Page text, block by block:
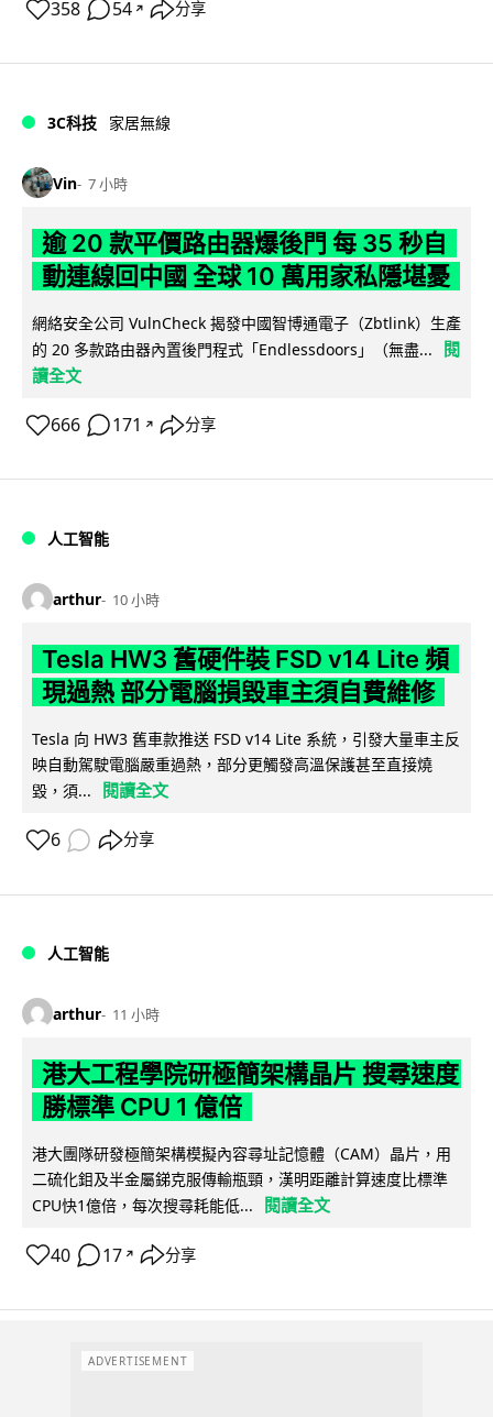
358 54 ↗ 分享
3C科技 家居無線
Vin 7 小時
逾 20 款平價路由器爆後門 每 35 秒自
動連線回中國 全球 10 萬用家私隱堪憂
網絡安全公司 VulnCheck 揭發中國智博通電子（Zbtlink）生產
的 20 多款路由器內置後門程式「Endlessdoors」（無盡...
閱
讀全文
666 171 ↗ 分享
人工智能
arthur 10 小時
Tesla HW3 舊硬件裝 FSD v14 Lite 頻
現過熱 部分電腦損毀車主須自費維修
Tesla 向 HW3 舊車款推送 FSD v14 Lite 系統，引發大量車主反
映自動駕駛電腦嚴重過熱，部分更觸發高溫保護甚至直接燒
毀，須...
閱讀全文
6 分享
人工智能
arthur 11 小時
港大工程學院研極簡架構晶片 搜尋速度
勝標準 CPU 1 億倍
港大團隊研發極簡架構模擬內容尋址記憶體（CAM）晶片，用
二硫化鉬及半金屬銻克服傳輸瓶頸，漢明距離計算速度比標準
CPU快1億倍，每次搜尋耗能低...
閱讀全文
40 17 ↗ 分享
ADVERTISEMENT